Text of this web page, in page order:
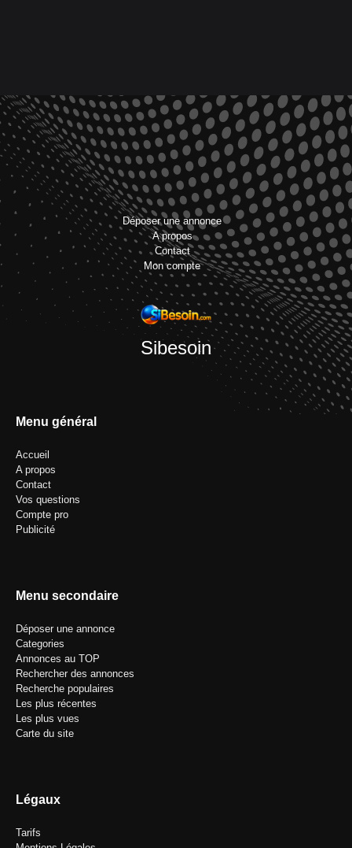
Déposer une annonce
A propos
Contact
Mon compte
Sibesoin
Menu général
Accueil
A propos
Contact
Vos questions
Compte pro
Publicité
Menu secondaire
Déposer une annonce
Categories
Annonces au TOP
Rechercher des annonces
Recherche populaires
Les plus récentes
Les plus vues
Carte du site
Légaux
Tarifs